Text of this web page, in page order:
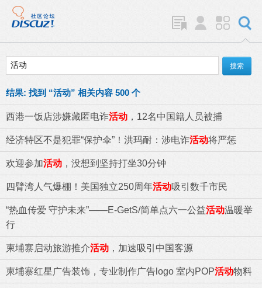
结果: 找到 “活动” 相关内容 500 个
西港一饭店涉嫌藏匿电诈活动 ，12名中国籍人员被捕
经济特区不是犯罪“保护伞”！洪玛耐：涉电诈活动将严惩
欢迎参加活动 ，没想到坚持打坐30分钟
四臂湾人气爆棚！美国独立250周年活动吸引数千市民
“热血传爱 守护未来”——E-GetS/简单点六一公益活动温暖举
行
柬埔寨启动旅游推介活动 ，加速吸引中国客源
柬埔寨红星广告装饰，专业制作广告logo 室内POP活动物料